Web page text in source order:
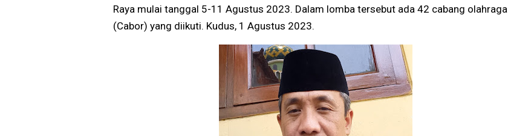
Raya mulai tanggal 5-11 Agustus 2023. Dalam lomba tersebut ada 42 cabang olahraga
(Cabor) yang diikuti. Kudus, 1 Agustus 2023.